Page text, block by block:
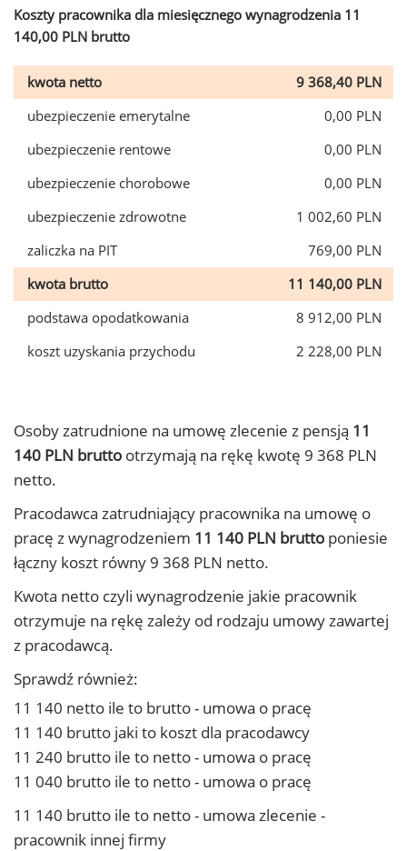
Koszty pracownika dla miesięcznego wynagrodzenia 11
140,00 PLN brutto
kwota netto
9 368,40 PLN
ubezpieczenie emerytalne
0,00 PLN
ubezpieczenie rentowe
0,00 PLN
ubezpieczenie chorobowe
0,00 PLN
ubezpieczenie zdrowotne
1 002,60 PLN
zaliczka na PIT
769,00 PLN
kwota brutto
11 140,00 PLN
podstawa opodatkowania
8 912,00 PLN
koszt uzyskania przychodu
2 228,00 PLN
Osoby zatrudnione na umowę zlecenie z pensją 11
140 PLN brutto otrzymają na rękę kwotę 9 368 PLN
netto.
Pracodawca zatrudniający pracownika na umowę o
pracę z wynagrodzeniem 11 140 PLN brutto poniesie
łączny koszt równy 9 368 PLN netto.
Kwota netto czyli wynagrodzenie jakie pracownik
otrzymuje na rękę zależy od rodzaju umowy zawartej
z pracodawcą.
Sprawdź również:
11 140 netto ile to brutto - umowa o pracę
11 140 brutto jaki to koszt dla pracodawcy
11 240 brutto ile to netto - umowa o pracę
11 040 brutto ile to netto - umowa o pracę
11 140 brutto ile to netto - umowa zlecenie -
pracownik innej firmy